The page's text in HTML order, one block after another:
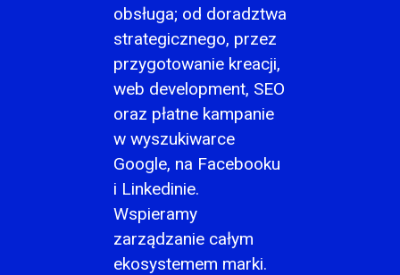
obsługa; od doradztwa
strategicznego, przez
przygotowanie kreacji,
web development, SEO
oraz płatne kampanie
w wyszukiwarce
Google, na Facebooku
i Linkedinie.
Wspieramy
zarządzanie całym
ekosystemem marki.